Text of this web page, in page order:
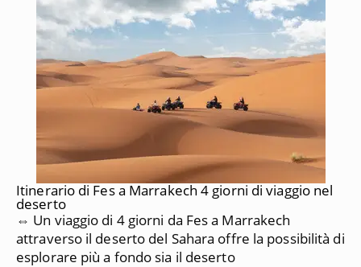
Itinerario di Fes a Marrakech 4 giorni di viaggio nel
deserto
⇔ Un viaggio di 4 giorni da Fes a Marrakech
attraverso il deserto del Sahara offre la possibilità di
esplorare più a fondo sia il deserto